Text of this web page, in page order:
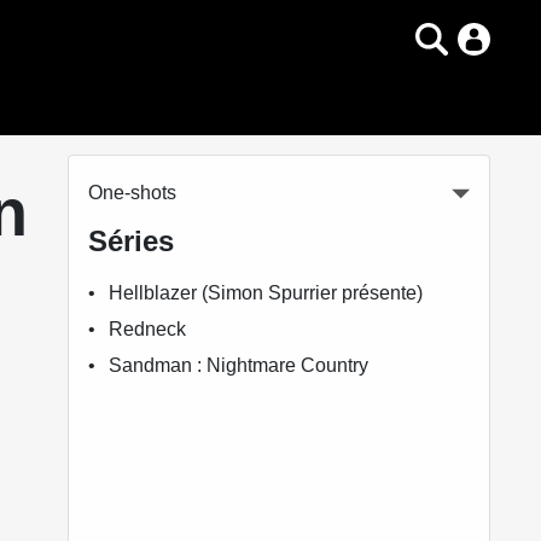
One-shots
Séries
Hellblazer (Simon Spurrier présente)
Redneck
Sandman : Nightmare Country